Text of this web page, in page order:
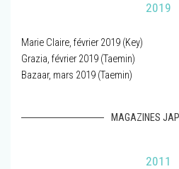
2019
Marie Claire, février 2019 (Key)
Grazia, février 2019 (Taemin)
Bazaar, mars 2019 (Taemin)
MAGAZINES
2011